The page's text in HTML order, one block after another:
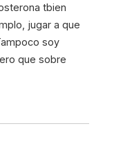
tbien
jugar a que
soy
que sobre